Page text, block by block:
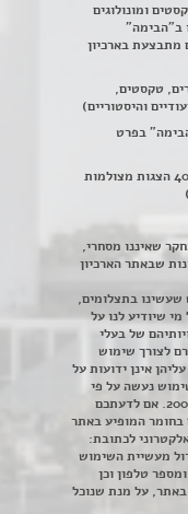
ומונולוגים
שהועלו ב"הבימה"
מתבצעת בארכיון
טקסטים,
והיסטוריים)
בפרט
חדר הצפייה מרווח ובו ניתן לצפות ב- 400 הצגות מצולמות
שאיננו מסחרי,
שבאתר הארכיון
שעשינו בתצלומים,
שיודיע לנו על
של בעלי
לצורך שימוש
אינן ידועות על
נעשה על פי
סעיף 27א לחוק זכויות יוצרים תשס"ח-2007. אם לדעתכם
בחומר המופיע באתר
לכתובת:
מעשיית השימוש
טלפון וכן
באתר, על מנת שנוכל